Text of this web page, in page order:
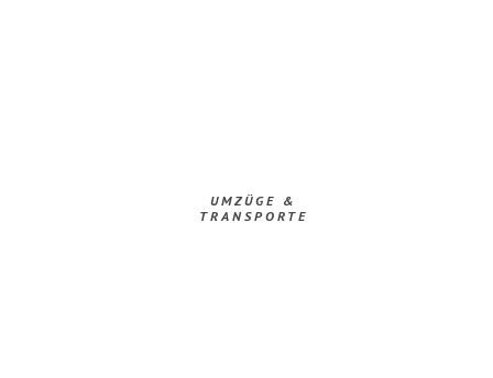
UMZÜGE &
TRANSPORTE